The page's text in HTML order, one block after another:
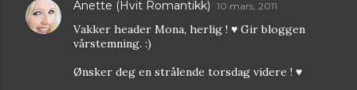
Anette (Hvit Romantikk) 10 mars, 2011
Vakker header Mona, herlig ! ♥ Gir bloggen
vårstemning. :)
Ønsker deg en strålende torsdag videre ! ♥